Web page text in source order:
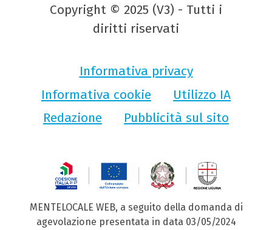
Copyright © 2025 (V3) - Tutti i
diritti riservati
Informativa privacy
Informativa cookie
Utilizzo IA
Redazione
Pubblicità sul sito
MENTELOCALE WEB, a seguito della domanda di
agevolazione presentata in data 03/05/2024